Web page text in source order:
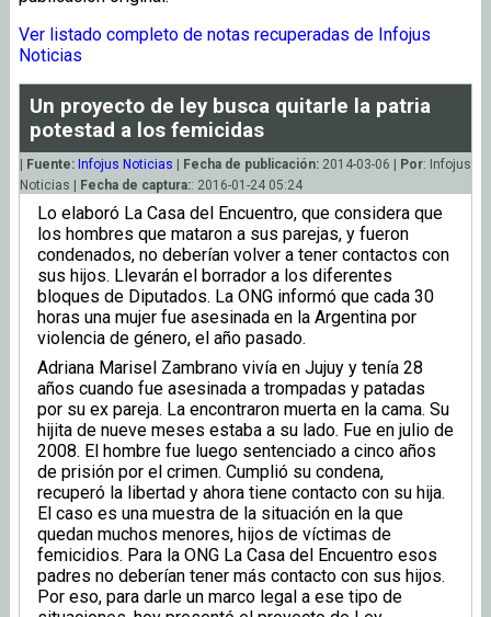
Ver listado completo de notas recuperadas de Infojus
Noticias
Un proyecto de ley busca quitarle la patria
potestad a los femicidas
Fuente: Infojus Noticias Fecha de publicación: 2014-03-06 | Por: Infojus
Noticias |
Fecha de captura:: 2016-01-24 05:24
Lo elaboró La Casa del Encuentro, que considera que
los hombres que mataron a sus parejas, y fueron
condenados, no deberían volver a tener contactos con
sus hijos. Llevarán el borrador a los diferentes
bloques de Diputados. La ONG informó que cada 30
horas una mujer fue asesinada en la Argentina por
violencia de género, el año pasado.
Adriana Marisel Zambrano vivía en Jujuy y tenía 28
años cuando fue asesinada a trompadas y patadas
por su ex pareja. La encontraron muerta en la cama. Su
hijita de nueve meses estaba a su lado. Fue en julio de
2008. El hombre fue luego sentenciado a cinco años
de prisión por el crimen. Cumplió su condena,
recuperó la libertad y ahora tiene contacto con su hija.
El caso es una muestra de la situación en la que
quedan muchos menores, hijos de víctimas de
femicidios. Para la ONG La Casa del Encuentro esos
padres no deberían tener más contacto con sus hijos.
Por eso, para darle un marco legal a ese tipo de